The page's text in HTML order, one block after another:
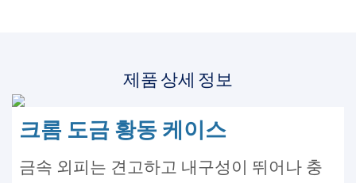
제품 상세 정보
크롬 도금 황동 케이스
금속 외피는 견고하고 내구성이 뛰어나 충